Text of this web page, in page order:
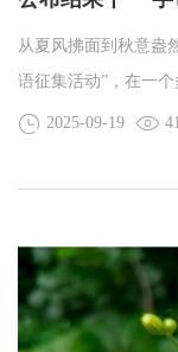
语正式揭晓
从夏风拂面到秋意盎
语征集活动”，在一
有人提笔写下对生命
往。
2025-09-19